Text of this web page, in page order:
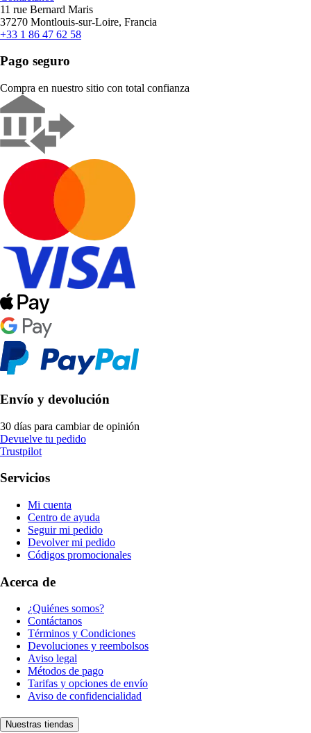
11 rue Bernard Maris
37270 Montlouis-sur-Loire, Francia
+33 1 86 47 62 58
Pago seguro
Compra en nuestro sitio con total confianza
Envío y devolución
30 días para cambiar de opinión
Devuelve tu pedido
Trustpilot
Servicios
Mi cuenta
Centro de ayuda
Seguir mi pedido
Devolver mi pedido
Códigos promocionales
Acerca de
¿Quiénes somos?
Contáctanos
Términos y Condiciones
Devoluciones y reembolsos
Aviso legal
Métodos de pago
Tarifas y opciones de envío
Aviso de confidencialidad
Nuestras tiendas